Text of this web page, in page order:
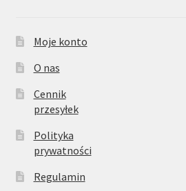
Moje konto
O nas
Cennik
przesyłek
Polityka
prywatności
Regulamin